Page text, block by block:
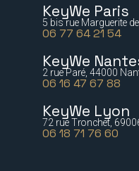
KeyWe Paris
5 bis rue Marguerite
06 77 64 21 54
KeyWe
2 rue Paré, 44000
06 16 47 67 88
KeyWe Lyon
72 rue Tronchet,
06 18 71 76 60